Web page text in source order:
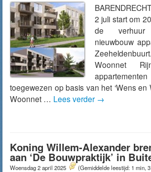
2 juli start om
de
nieuwbouw
Woonnet
toegewezen op basis van het ‘Wens en
Woonnet … Lees verder →
Koning Willem-Alexander
aan ‘De Bouwpraktijk’ in
Woensdag 2 april 2025 (Gemiddelde leestijd: 1 min,